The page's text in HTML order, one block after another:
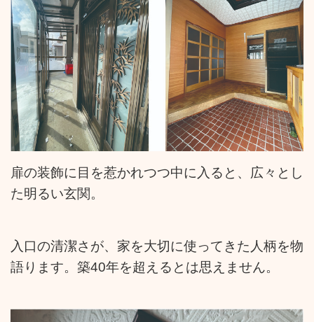
扉の装飾に目を惹かれつつ中に入ると、広々とし
た明るい玄関。
入口の清潔さが、家を大切に使ってきた人柄を物
語ります。築40年を超えるとは思えません。